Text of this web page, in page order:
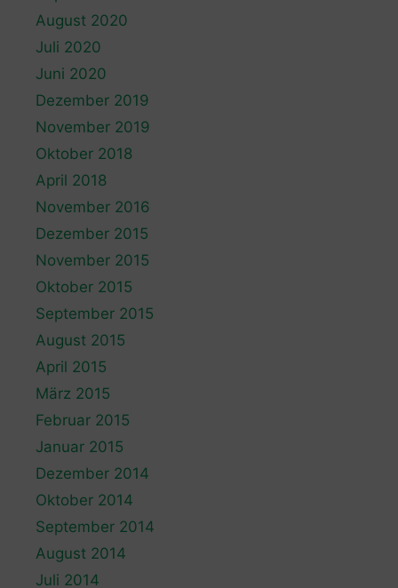
August 2020
Juli 2020
Juni 2020
Dezember 2019
November 2019
Oktober 2018
April 2018
November 2016
Dezember 2015
November 2015
Oktober 2015
September 2015
August 2015
April 2015
März 2015
Februar 2015
Januar 2015
Dezember 2014
Oktober 2014
September 2014
August 2014
Juli 2014